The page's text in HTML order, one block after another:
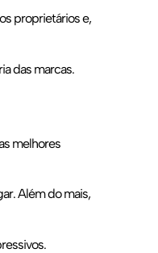
proprietários e,
das marcas.
melhores
Além do mais,